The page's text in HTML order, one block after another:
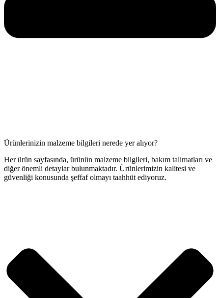
Ürünlerinizin malzeme bilgileri nerede yer alıyor?
Her ürün sayfasında, ürünün malzeme bilgileri, bakım talimatları ve
diğer önemli detaylar bulunmaktadır. Ürünlerimizin kalitesi ve
güvenliği konusunda şeffaf olmayı taahhüt ediyoruz.